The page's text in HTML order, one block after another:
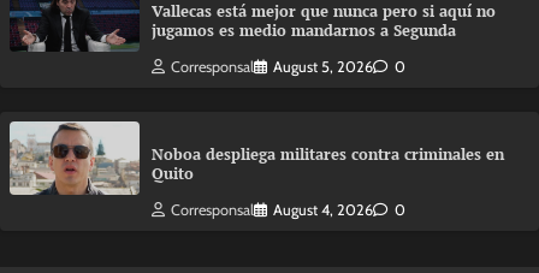
Vallecas está mejor que nunca pero si aquí no
jugamos es medio mandarnos a Segunda
Corresponsal August 5, 2026 0
Noboa despliega militares contra criminales en
Quito
Corresponsal August 4, 2026 0